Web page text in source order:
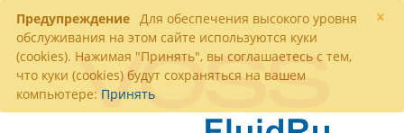
×
Предупреждение Для обеспечения высокого уровня
обслуживания на этом сайте используются куки
(cookies). Нажимая "Принять", вы соглашаетесь с тем,
что куки (cookies) будут сохраняться на вашем
компьютере: Принять